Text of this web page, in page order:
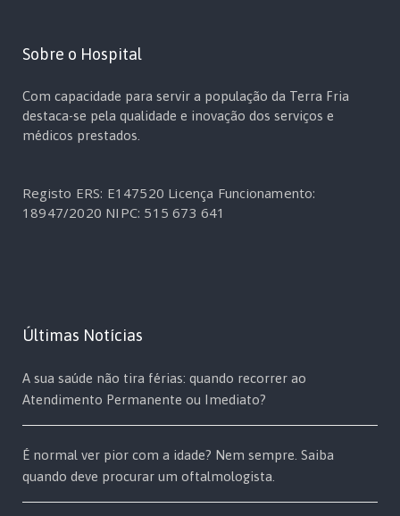
Sobre o Hospital
Com capacidade para servir a população da Terra Fria
destaca-se pela qualidade e inovação dos serviços e
médicos prestados.
Registo ERS: E147520 Licença Funcionamento:
18947/2020 NIPC: 515 673 641
Últimas Notícias
A sua saúde não tira férias: quando recorrer ao
Atendimento Permanente ou Imediato?
É normal ver pior com a idade? Nem sempre. Saiba
quando deve procurar um oftalmologista.